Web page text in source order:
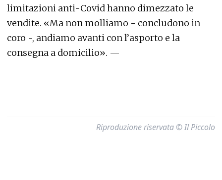
limitazioni anti-Covid hanno dimezzato le
vendite. «Ma non molliamo - concludono in
coro -, andiamo avanti con l’asporto e la
consegna a domicilio». —
Riproduzione riservata © Il Piccolo